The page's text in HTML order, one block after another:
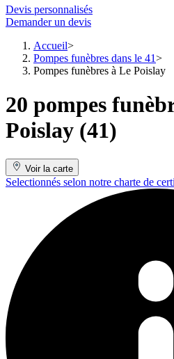
Devis personnalisés
Demander un devis
Accueil
Pompes funèbres dans le 41
Pompes funèbres à Le Poislay
20 pompes
Poislay (41)
Voir la carte
Selectionnés selon notre charte de